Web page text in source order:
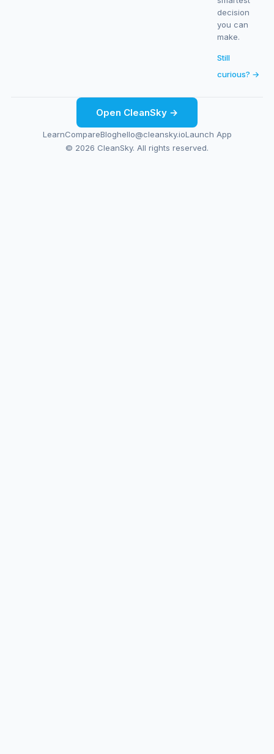
decision
you can
make.
Still
curious? →
Open CleanSky →
LearnCompareBloghello@cleansky.ioLaunch App
© 2026 CleanSky. All rights reserved.